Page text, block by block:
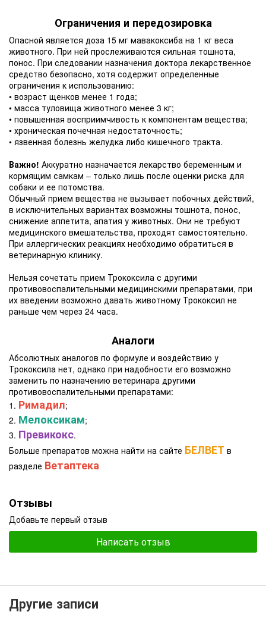
Ограничения и передозировка
Опасной является доза 15 мг мавакоксиба на 1 кг веса
животного. При ней прослеживаются сильная тошнота,
понос. При следовании назначения доктора лекарственное
средство безопасно, хотя содержит определенные
ограничения к использованию:
• возраст щенков менее 1 года;
• масса туловища животного менее 3 кг;
• повышенная восприимчивость к компонентам вещества;
• хроническая почечная недостаточность;
• язвенная болезнь желудка либо кишечного тракта.
Важно! Аккуратно назначается лекарство беременным и
кормящим самкам – только лишь после оценки риска для
собаки и ее потомства.
Обычный прием вещества не вызывает побочных действий,
в исключительных вариантах возможны тошнота, понос,
снижение аппетита, апатия у животных. Они не требуют
медицинского вмешательства, проходят самостоятельно.
При аллергических реакциях необходимо обратиться в
ветеринарную клинику.
Нельзя сочетать прием Трококсила с другими
противовоспалительными медицинскими препаратами, при
их введении возможно давать животному Трококсил не
раньше чем через 24 часа.
Аналоги
Абсолютных аналогов по формуле и воздействию у
Трококсила нет, однако при надобности его возможно
заменить по назначению ветеринара другими
противовоспалительными препаратами:
1. Римадил;
2. Мелоксикам;
3. Превикокс.
Больше препаратов можна найти на сайте БЕЛВЕТ в
разделе Ветаптека
Отзывы
Добавьте первый отзыв
Написать отзыв
Другие записи